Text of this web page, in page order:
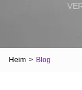
Heim > Blog